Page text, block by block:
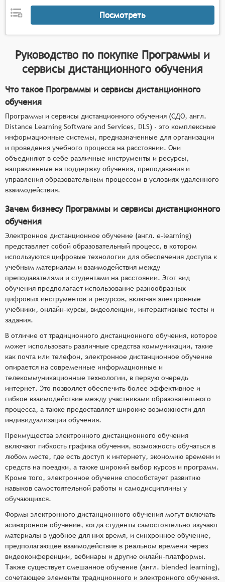
Адаптивность и персонализация: Платформа
должна адаптироваться под индивидуальные
потребности и уровень подготовки каждого
учебные планы и рекомендации.
Поддержка социальных сетей и мессенджеров:
популярными социальными сетями и
мессенджерами для облегчения общения и
обмена информацией между участниками
образовательного процесса.
Геймификация обучения: Система может
использовать элементы геймификации, такие
как баллы, уровни, достижения и награды, для
мотивации пользователей к обучению.
Посмотреть
Руководство по покупке Программы и
сервисы дистанционного обучения
Что такое Программы и сервисы дистанционного
обучения
Программы и сервисы дистанционного обучения (СДО, англ.
Distance Learning Software and Services, DLS) - это комплексные
информационные системы, предназначенные для организации
и проведения учебного процесса на расстоянии. Они
объединяют в себе различные инструменты и ресурсы,
направленные на поддержку обучения, преподавания и
управления образовательным процессом в условиях удалённого
взаимодействия.
Зачем бизнесу Программы и сервисы дистанционного
обучения
Электронное дистанционное обучение (англ. e-learning)
представляет собой образовательный процесс, в котором
используются цифровые технологии для обеспечения доступа к
учебным материалам и взаимодействия между
преподавателями и студентами на расстоянии. Этот вид
обучения предполагает использование разнообразных
цифровых инструментов и ресурсов, включая электронные
учебники, онлайн-курсы, видеолекции, интерактивные тесты и
задания.
В отличие от традиционного дистанционного обучения, которое
может использовать различные средства коммуникации, такие
как почта или телефон, электронное дистанционное обучение
опирается на современные информационные и
телекоммуникационные технологии, в первую очередь
интернет. Это позволяет обеспечить более эффективное и
гибкое взаимодействие между участниками образовательного
процесса, а также предоставляет широкие возможности для
индивидуализации обучения.
Преимущества электронного дистанционного обучения
включают гибкость графика обучения, возможность обучаться в
любом месте, где есть доступ к интернету, экономию времени и
средств на поездки, а также широкий выбор курсов и программ.
Кроме того, электронное обучение способствует развитию
навыков самостоятельной работы и самодисциплины у
обучающихся.
Формы электронного дистанционного обучения могут включать
асинхронное обучение, когда студенты самостоятельно изучают
материалы в удобное для них время, и синхронное обучение,
предполагающее взаимодействие в реальном времени через
видеоконференции, вебинары и другие онлайн-платформы.
Также существует смешанное обучение (англ. blended learning),
сочетающее элементы традиционного и электронного обучения.